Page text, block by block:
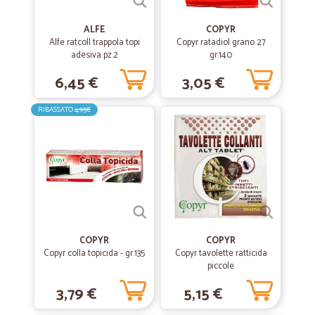
—
Consegne regolari ottimi corrieri e…
Consegne regolari ottimi corrieri e prodotti di qualità
Spedizione veloce Consegna precisa collocata dal personale davanti
alla porta di casa. Prodotti ben confezionati e perfettamente
inscatolati.
Claudia T.
ottimo servizio
ottimo servizio
27/06/2019
—Antonio O.
ALFE
Alfe ratcoll trappola topi
adesiva pz.2
6,45 €
COPYR
Copyr ratadiol grano 27
gr.140
3,05 €
RIBASSATO4,95€
COPYR
Copyr colla topicida - gr.135
3,79 €
COPYR
Copyr tavolette ratticida
piccole
5,15 €